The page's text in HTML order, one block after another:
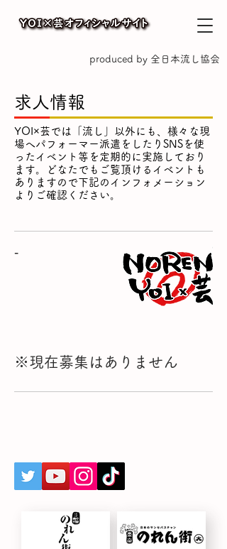
produced by 全日本流し協会
求人情報
YOI×芸では「流し」以外にも、様々な現
場へパフォーマー派遣をしたりSNSを使
ったイベント等を定期的に実施しており
ます。どなたでもご覧頂けるイベントも
ありますので下記のインフォメーション
よりご確認ください。
-
※現在募集はありません